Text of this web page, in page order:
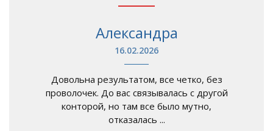
Александра
16.02.2026
Довольна результатом, все четко, без
проволочек. До вас связывалась с другой
конторой, но там все было мутно,
отказалась ...